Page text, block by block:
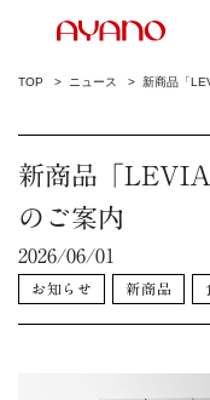
TOP ニュース 新商品「
新商品「
のご案内
2026/06/01
お知らせ 新商品